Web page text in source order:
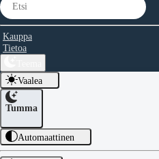
Kauppa
Tietoa
Vaalea
Tumma
Automaattinen